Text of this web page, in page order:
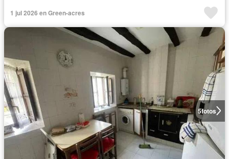
1 jul 2026 en Green-acres
5fotos